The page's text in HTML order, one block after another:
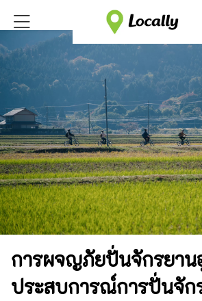
การผจญภัยปั่นจักรยาน
ประสบการณ์การปั่นจัก